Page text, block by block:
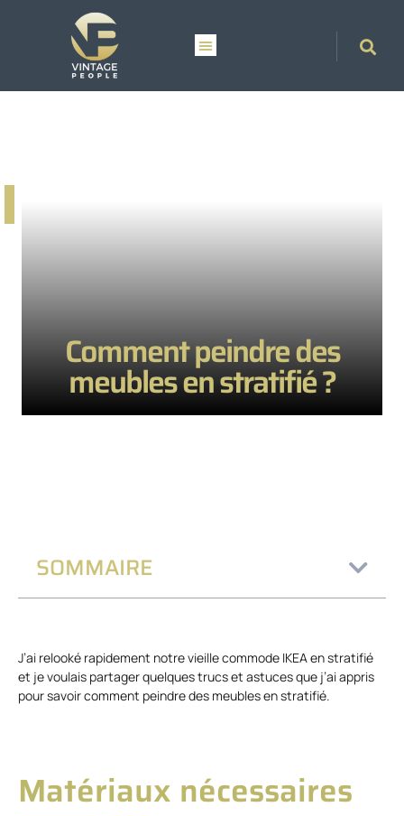
Comment peindre des
meubles en stratifié ?
SOMMAIRE
J’ai relooké rapidement notre vieille commode IKEA en stratifié
et je voulais partager quelques trucs et astuces que j’ai appris
pour savoir comment peindre des meubles en stratifié.
Matériaux nécessaires